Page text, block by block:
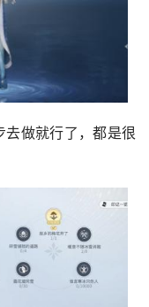
做就行了，都是很